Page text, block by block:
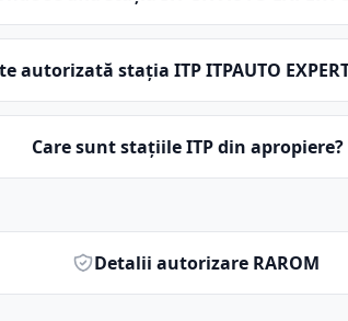
autorizată stația ITP ITPAUTO
Care sunt stațiile ITP din apropiere?
Detalii autorizare RAROM